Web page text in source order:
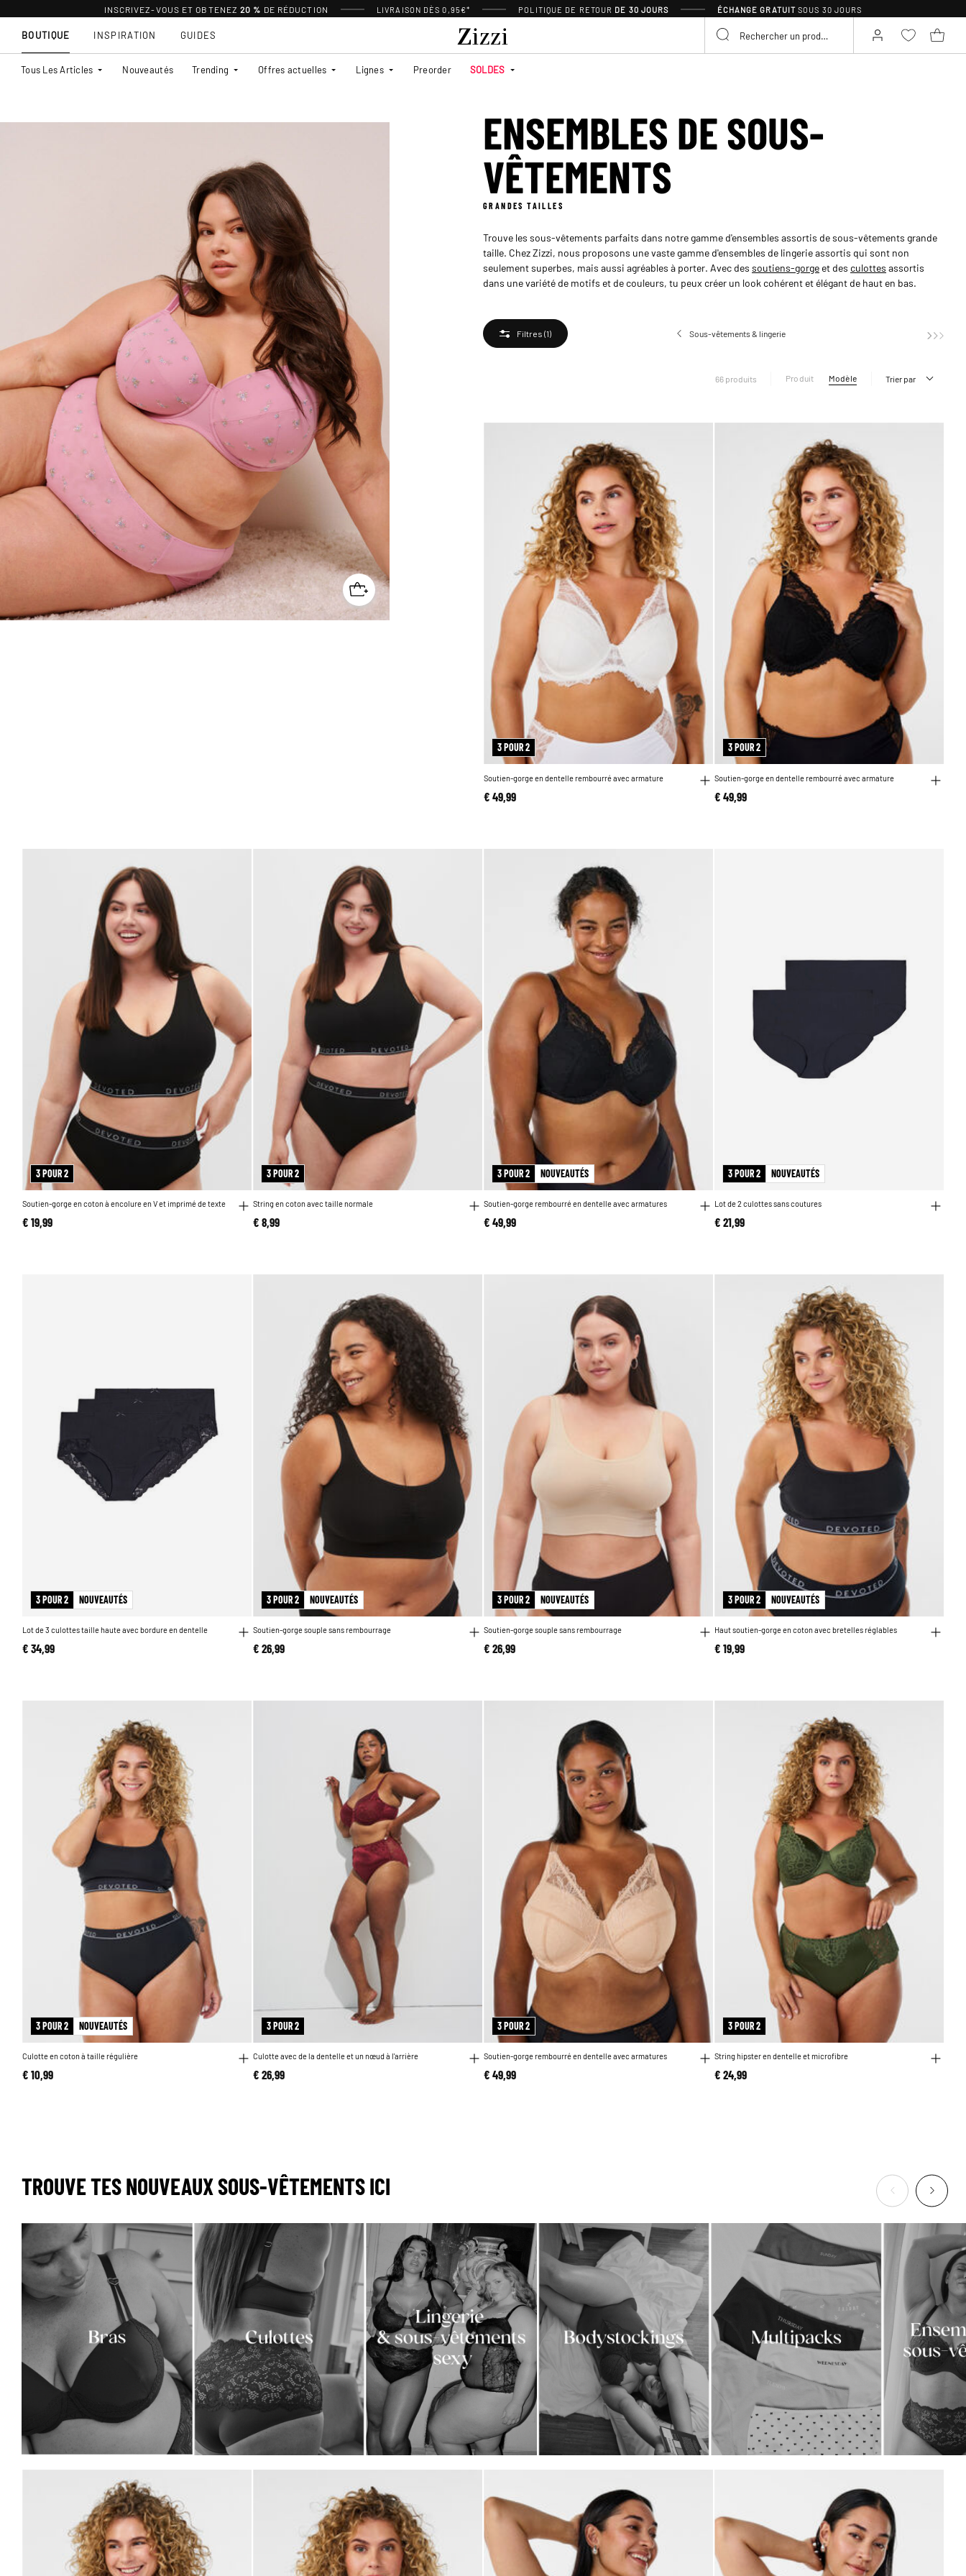
INSCRIVEZ-VOUS ET OBTENEZ 20 % DE RÉDUCTION LIVRAISON DÈS 0,95€* POLITIQUE DE RETOUR DE 30 JOURS ÉCHANGE GRATUIT SOUS 30 JOURS
BOUTIQUE
Tous Les Articles Nouveautés Trending Offres actuelles Lignes Preorder SOLDES
INSPIRATION GUIDES
ENSEMBLES DE SOUS-
VÊTEMENTS
GRANDES TAILLES
Trouve les sous-vêtements parfaits dans notre gamme d'ensembles assortis de sous-vêtements grande
taille. Chez Zizzi, nous proposons une vaste gamme d'ensembles de lingerie assortis qui sont non
seulement superbes, mais aussi agréables à porter. Avec des soutiens-gorge et des culottes assortis
dans une variété de motifs et de couleurs, tu peux créer un look cohérent et élégant de haut en bas.
Filtres (1) Sous-vêtements & lingerie
66 produits Produit Modèle Trier par
3 POUR 2
Soutien-gorge en dentelle rembourré avec armature
€ 49,99
3 POUR 2
Soutien-gorge en dentelle rembourré avec armature
€ 49,99
3 POUR 2
Soutien-gorge en coton à encolure en V et imprimé de texte
€ 19,99
3 POUR 2
String en coton avec taille normale
€ 8,99
3 POUR 2 NOUVEAUTÉS
Soutien-gorge rembourré en dentelle avec armatures
€ 49,99
3 POUR 2 NOUVEAUTÉS
Lot de 2 culottes sans coutures
€ 21,99
3 POUR 2 NOUVEAUTÉS
Lot de 3 culottes taille haute avec bordure en dentelle
€ 34,99
3 POUR 2 NOUVEAUTÉS
Soutien-gorge souple sans rembourrage
€ 26,99
3 POUR 2 NOUVEAUTÉS
Soutien-gorge souple sans rembourrage
€ 26,99
3 POUR 2 NOUVEAUTÉS
Haut soutien-gorge en coton avec bretelles réglables
€ 19,99
3 POUR 2 NOUVEAUTÉS
Culotte en coton à taille régulière
€ 10,99
3 POUR 2
Culotte avec de la dentelle et un nœud à l'arrière
€ 26,99
3 POUR 2
Soutien-gorge rembourré en dentelle avec armatures
€ 49,99
3 POUR 2
String hipster en dentelle et microfibre
€ 24,99
TROUVE TES NOUVEAUX SOUS-VÊTEMENTS ICI